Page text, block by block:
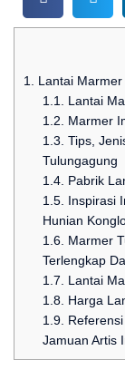
1.
Lantai
1.1.
Lantai
1.2.
Marmer
1.3. Tips,
Tulungagung
1.4. Pabrik
1.5. Inspirasi
Hunian
1.6. Marmer
Terlengkap
1.7.
Lantai
1.8. Harga
1.9.
Jamuan Artis